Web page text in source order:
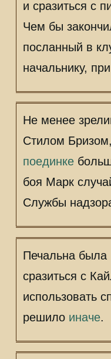
и сразиться с
Чем бы
посланный в
начальнику,
Не менее
Стилом
поединке
боя Марк
Службы
Печальна была
сразиться с
использовать
решило иначе.